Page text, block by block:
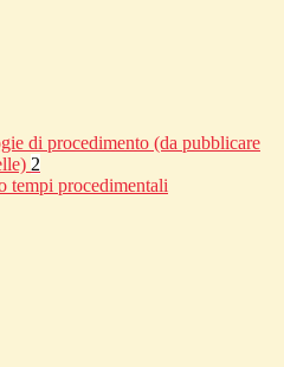
di procedimento (da pubblicare
2
tempi procedimentali